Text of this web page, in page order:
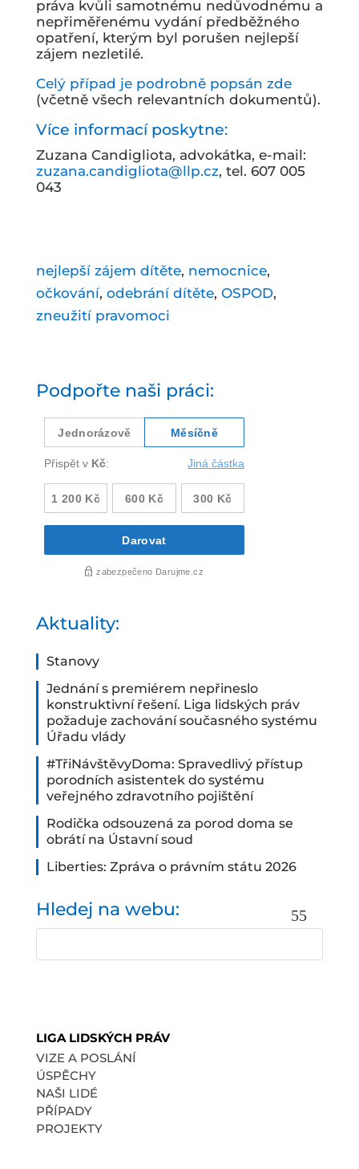
práva kvůli samotnému nedůvodnému a
nepřiměřenému vydání předběžného
opatření, kterým byl porušen nejlepší
zájem nezletilé.
Celý případ je podrobně popsán zde
(včetně všech relevantních dokumentů).
Více informací poskytne:
Zuzana Candigliota, advokátka, e-mail:
zuzana.candigliota@llp.cz, tel. 607 005
043
nejlepší zájem dítěte, nemocnice,
očkování, odebrání dítěte, OSPOD,
zneužití pravomoci
Podpořte naši práci:
Aktuality:
Stanovy
Jednání s premiérem nepřineslo
konstruktivní řešení. Liga lidských práv
požaduje zachování současného systému
Úřadu vlády
#TřiNávštěvyDoma: Spravedlivý přístup
porodních asistentek do systému
veřejného zdravotního pojištění
Rodička odsouzená za porod doma se
obrátí na Ústavní soud
Liberties: Zpráva o právním státu 2026
Hledej na webu:
LIGA LIDSKÝCH PRÁV
VIZE A POSLÁNÍ
ÚSPĚCHY
NAŠI LIDÉ
PŘÍPADY
PROJEKTY